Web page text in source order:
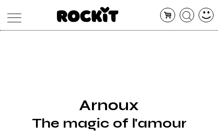
RADIO
Arnoux
The magic of l'amour